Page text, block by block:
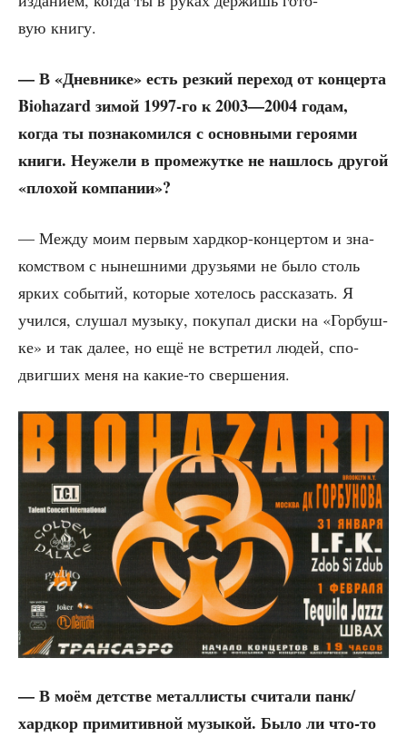
вую книгу.
— В «Днев­ни­ке» есть рез­кий пере­ход от кон­цер­та
Biohazard зимой 1997-го к 2003—2004 годам,
когда ты позна­ко­мил­ся с основ­ны­ми геро­я­ми
кни­ги. Неуже­ли в про­ме­жут­ке не нашлось дру­гой
«пло­хой компании»?
— Меж­ду моим пер­вым хард­кор-кон­цер­том и зна­
ком­ством с нынеш­ни­ми дру­зья­ми не было столь
ярких собы­тий, кото­рые хоте­лось рас­ска­зать. Я
учил­ся, слу­шал музы­ку, поку­пал дис­ки на «Гор­буш­
ке» и так далее, но ещё не встре­тил людей, спо­
двиг­ших меня на какие-то свершения.
— В моём дет­стве метал­ли­сты счи­та­ли панк/
хардкор при­ми­тив­ной музы­кой. Было ли что-то